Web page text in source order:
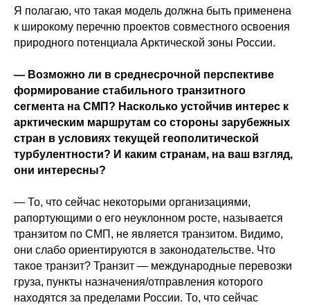
Я полагаю, что такая модель должна быть применена
к широкому перечню проектов совместного освоения
природного потенциала Арктической зоны России.
— Возможно ли в среднесрочной перспективе
формирование стабильного транзитного
сегмента на СМП? Насколько устойчив интерес к
арктическим маршрутам со стороны зарубежных
стран в условиях текущей геополитической
турбулентности? И каким странам, на ваш взгляд,
они интересны?
— То, что сейчас некоторыми организациями,
рапортующими о его неуклонном росте, называется
транзитом по СМП, не является транзитом. Видимо,
они слабо ориентируются в законодательстве. Что
такое транзит? Транзит — международные перевозки
груза, пункты назначения/отправления которого
находятся за пределами России. То, что сейчас